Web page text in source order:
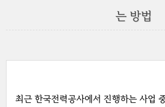
는 방법
최근 한국전력공사에서 진행하는 사업